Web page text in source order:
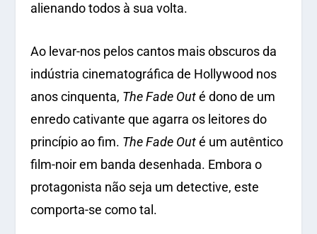
alienando todos à sua volta.
Ao levar-nos pelos cantos mais obscuros da
indústria cinematográfica de Hollywood nos
anos cinquenta, The Fade Outé dono de um
enredo cativante que agarra os leitores do
princípio ao fim. The Fade Outé um autêntico
film-noir em banda desenhada. Embora o
protagonista não seja um detective, este
comporta-se como tal.